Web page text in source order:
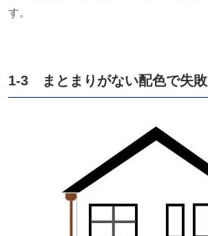
す。
1-3 まとまりがない配色で失敗